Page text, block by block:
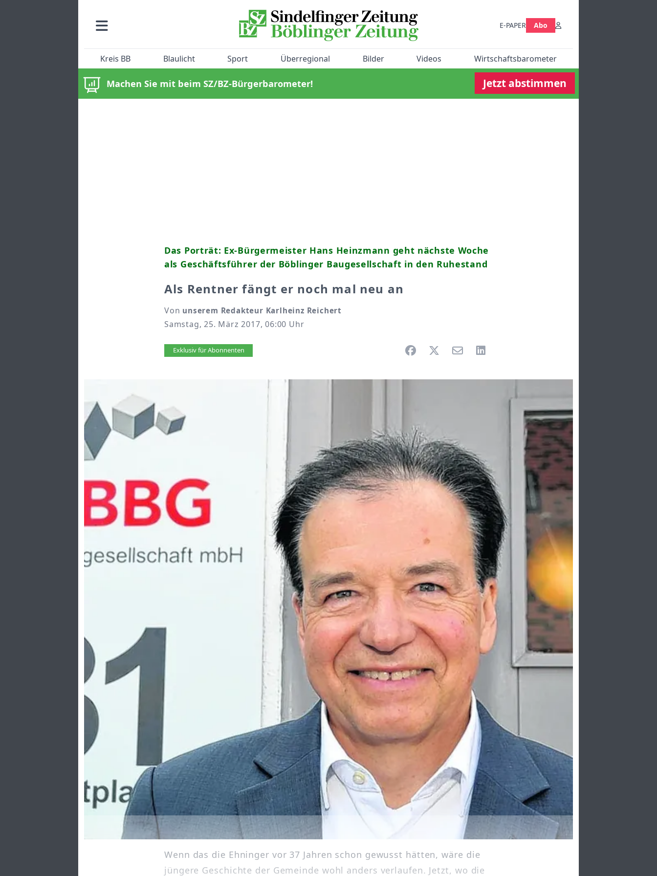
E-PAPER Abo
Kreis BB Blaulicht Sport Überregional Bilder Videos Wirtschaftsbarometer
Machen Sie mit beim SZ/BZ-Bürgerbarometer! Jetzt abstimmen
Das Porträt: Ex-Bürgermeister Hans Heinzmann geht nächste Woche
als Geschäftsführer der Böblinger Baugesellschaft in den Ruhestand
Als Rentner fängt er noch mal neu an
Von unserem Redakteur Karlheinz Reichert
Samstag, 25. März 2017, 06:00 Uhr
Artikel vorlesen
Exklusiv für Abonnenten
Wenn das die Ehninger vor 37 Jahren schon gewusst hätten, wäre die
jüngere Geschichte der Gemeinde wohl anders verlaufen. Jetzt, wo die